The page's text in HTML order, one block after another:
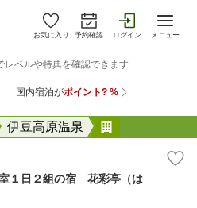
お気に入り 予約確認 ログイン メニュー
伊豆高原温泉
１日２組の宿 花彩亭（は